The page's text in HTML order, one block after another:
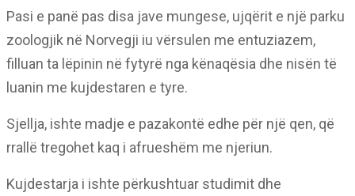
Pasi e panë pas disa jave mungese, ujqërit e një parku
zoologjik në Norvegji iu vërsulen me entuziazem,
filluan ta lëpinin në fytyrë nga kënaqësia dhe nisën të
luanin me kujdestaren e tyre.
Sjellja, ishte madje e pazakontë edhe për një qen, që
rrallë tregohet kaq i afrueshëm me njeriun.
Kujdestarja i ishte përkushtuar studimit dhe